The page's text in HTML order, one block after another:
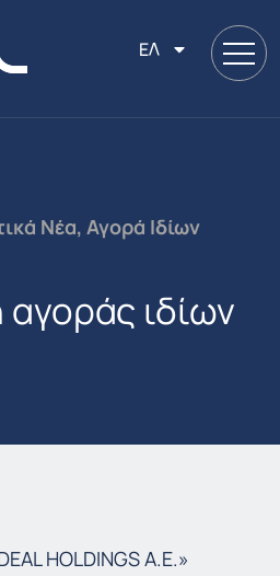
ΕΛ
Νέα, Αγορά Ιδίων
ιδίων
HOLDINGS A.E.»